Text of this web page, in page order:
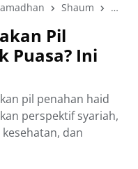
Shaum
Pil
Puasa? Ini
pil penahan haid
perspektif syariah,
dan